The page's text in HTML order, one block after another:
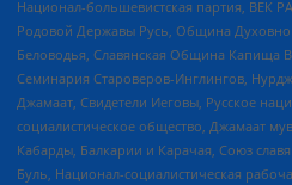
Национал-большевистская партия, ВЕК
Родовой Державы Русь, Община
Беловодья, Славянская Община Капища
Семинария Староверов-Инглингов,
Джамаат, Свидетели Иеговы, Русское
социалистическое общество, Джамаат
Кабарды, Балкарии и Карачая, Союз
Буль, Национал-социалистическая